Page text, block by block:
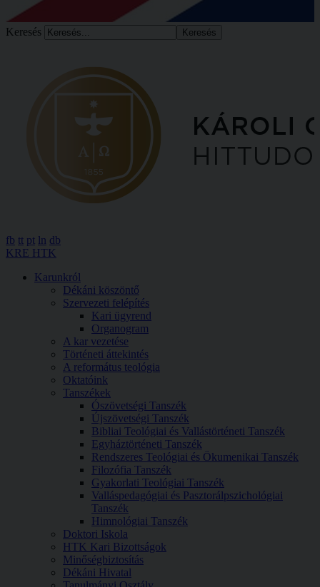
Keresés
fb tt pt ln db
KRE HTK
Karunkról
Dékáni köszöntő
Szervezeti felépítés
Kari ügyrend
Organogram
A kar vezetése
Történeti áttekintés
A református teológia
Oktatóink
Tanszékek
Ószövetségi Tanszék
Újszövetségi Tanszék
Bibliai Teológiai és Vallástörténeti Tanszék
Egyháztörténeti Tanszék
Rendszeres Teológiai és Ökumenikai Tanszék
Filozófia Tanszék
Gyakorlati Teológiai Tanszék
Valláspedagógiai és Pasztorálpszichológiai
Tanszék
Himnológiai Tanszék
Doktori Iskola
HTK Kari Bizottságok
Minőségbiztosítás
Dékáni Hivatal